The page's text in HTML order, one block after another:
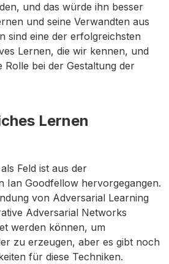
und das würde ihn besser
und seine Verwandten aus
sind eine der erfolgreichsten
Lernen, die wir kennen, und
Rolle bei der Gestaltung der
Lernen
Feld ist aus der
Ian Goodfellow hervorgegangen.
von Adversarial Learning
Adversarial Networks
werden können, um
zu erzeugen, aber es gibt noch
für diese Techniken.